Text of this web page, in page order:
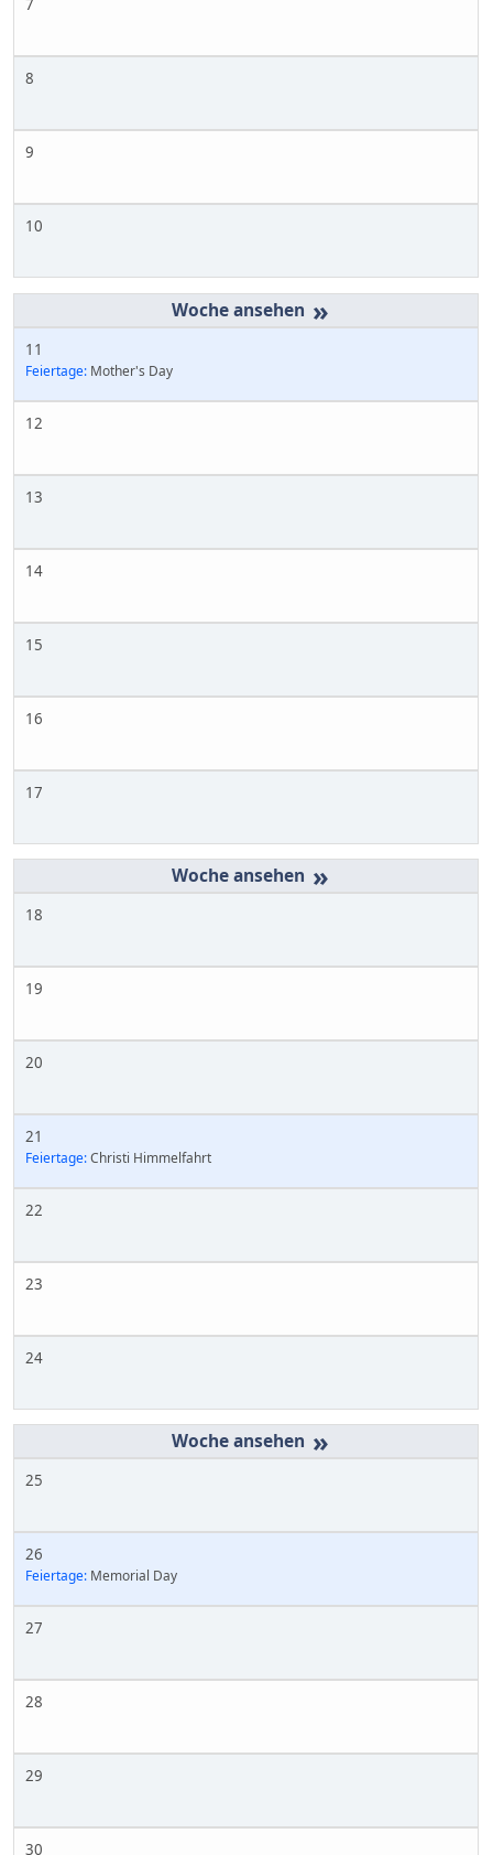
7
8
9
10
»
11
Feiertage: Mother's Day
12
13
14
15
16
17
»
18
19
20
21
Feiertage:Christi Himmelfahrt
22
23
24
»
25
26
Feiertage: Memorial Day
27
28
29
30